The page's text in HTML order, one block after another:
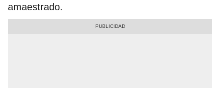
amaestrado.